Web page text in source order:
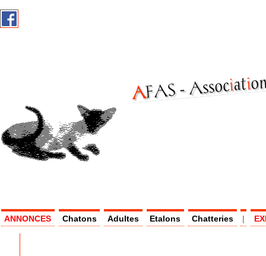
AF
AS -Associati
ANNONCES Chatons Adultes Etalons Chatteries |